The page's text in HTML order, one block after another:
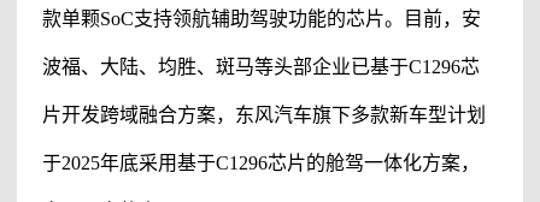
款单颗SoC支持领航辅助驾驶功能的芯片。目前，安
波福、大陆、均胜、斑马等头部企业已基于C1296芯
片开发跨域融合方案，东风汽车旗下多款新车型计划
于2025年底采用基于C1296芯片的舱驾一体化方案，